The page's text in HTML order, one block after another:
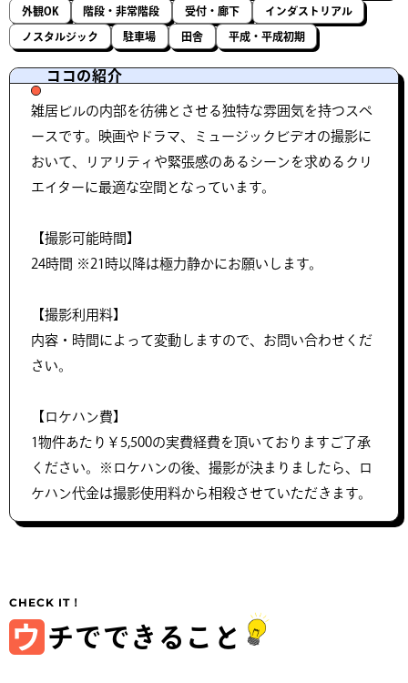
外観OK 階段・非常階段 受付・廊下 インダストリアル
ノスタルジック 駐車場 田舎 平成・平成初期
ココの紹介
雑居ビルの内部を彷彿とさせる独特な雰囲気を持つスペ
ースです。映画やドラマ、ミュージックビデオの撮影に
おいて、リアリティや緊張感のあるシーンを求めるクリ
エイターに最適な空間となっています。
【撮影可能時間】
24時間 ※21時以降は極力静かにお願いします。
【撮影利用料】
内容・時間によって変動しますので、お問い合わせくだ
さい。
【ロケハン費】
1物件あたり￥5,500の実費経費を頂いておりますご了承
ください。※ロケハンの後、撮影が決まりましたら、ロ
ケハン代金は撮影使用料から相殺させていただきます。
ウ チでできること